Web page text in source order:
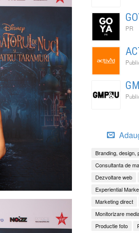
PR
Branding, design,
Consultanta de
Dezvoltare web
Experiential
Marketing direct
Monitorizare
Productie foto